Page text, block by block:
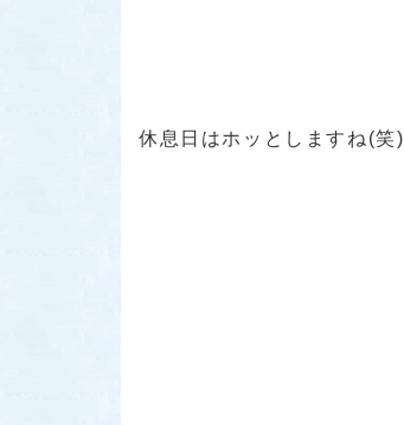
休息日はホッとしますね(笑)